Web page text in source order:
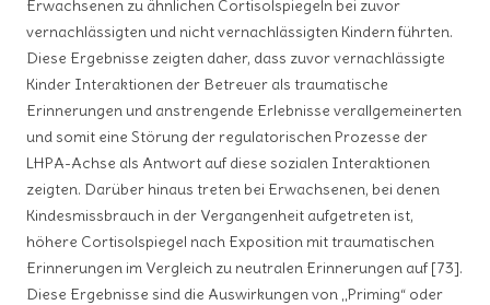
Erwachsenen zu ähnlichen Cortisolspiegeln bei zuvor
vernachlässigten und nicht vernachlässigten Kindern führten.
Diese Ergebnisse zeigten daher, dass zuvor vernachlässigte
Kinder Interaktionen der Betreuer als traumatische
Erinnerungen und anstrengende Erlebnisse verallgemeinerten
und somit eine Störung der regulatorischen Prozesse der
LHPA-Achse als Antwort auf diese sozialen Interaktionen
zeigten. Darüber hinaus treten bei Erwachsenen, bei denen
Kindesmissbrauch in der Vergangenheit aufgetreten ist,
höhere Cortisolspiegel nach Exposition mit traumatischen
Erinnerungen im Vergleich zu neutralen Erinnerungen auf [73].
Diese Ergebnisse sind die Auswirkungen von „Priming“ oder